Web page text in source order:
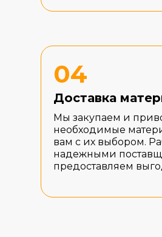
04
Доставка
Мы закупаем и
необходимые
вам с их выбором.
надежными
предоставляем